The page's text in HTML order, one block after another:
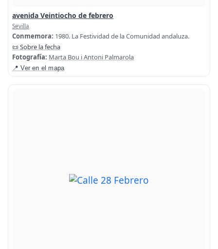
avenida Veintiocho de febrero
Sevilla
Conmemora: 1980. La Festividad de la Comunidad andaluza.
📜 Sobre la fecha
Fotografía: Marta Bou i Antoni Palmarola
📍 Ver en el mapa